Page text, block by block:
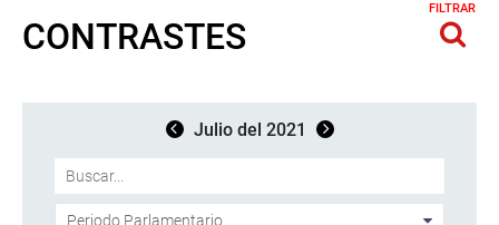
CONTRASTES
FILTRAR
Julio del 2021